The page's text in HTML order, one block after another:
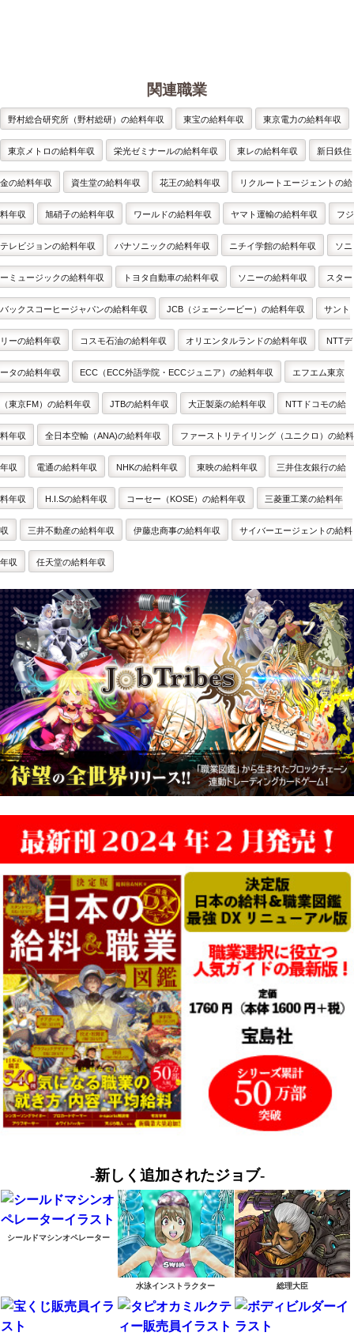
関連職業
野村総合研究所（野村総研）の給料年収 東宝の給料年収 東京電力の給料年収
東京メトロの給料年収 栄光ゼミナールの給料年収 東レの給料年収 新日鉄住
金の給料年収 資生堂の給料年収 花王の給料年収 リクルートエージェントの給
料年収 旭硝子の給料年収 ワールドの給料年収 ヤマト運輸の給料年収 フジ
テレビジョンの給料年収 パナソニックの給料年収 ニチイ学館の給料年収 ソニ
ーミュージックの給料年収 トヨタ自動車の給料年収 ソニーの給料年収 スター
バックスコーヒージャパンの給料年収 JCB（ジェーシービー）の給料年収 サント
リーの給料年収 コスモ石油の給料年収 オリエンタルランドの給料年収 NTTデ
ータの給料年収 ECC（ECC外語学院・ECCジュニア）の給料年収 エフエム東京
（東京FM）の給料年収 JTBの給料年収 大正製薬の給料年収 NTTドコモの給
料年収 全日本空輸（ANA)の給料年収 ファーストリテイリング（ユニクロ）の給料
年収 電通の給料年収 NHKの給料年収 東映の給料年収 三井住友銀行の給
料年収 H.I.Sの給料年収 コーセー（KOSE）の給料年収 三菱重工業の給料年
収 三井不動産の給料年収 伊藤忠商事の給料年収 サイバーエージェントの給料
年収 任天堂の給料年収
-新しく追加されたジョブ-
シールドマシンオペレーター
水泳インストラクター 総理大臣